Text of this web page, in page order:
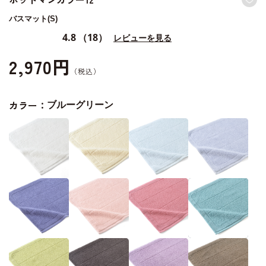
バスマット(S)
4.8 （18） レビューを見る
2,970円
カラー： ブルーグリーン